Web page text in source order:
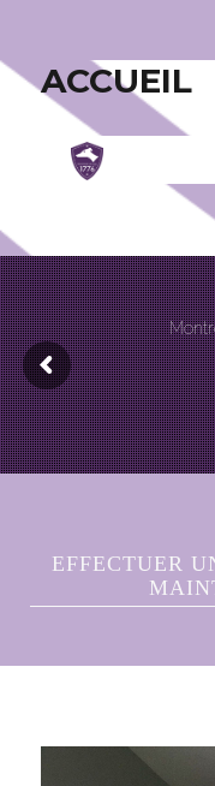
Montreuil
ACCUEIL
EFFECTUER